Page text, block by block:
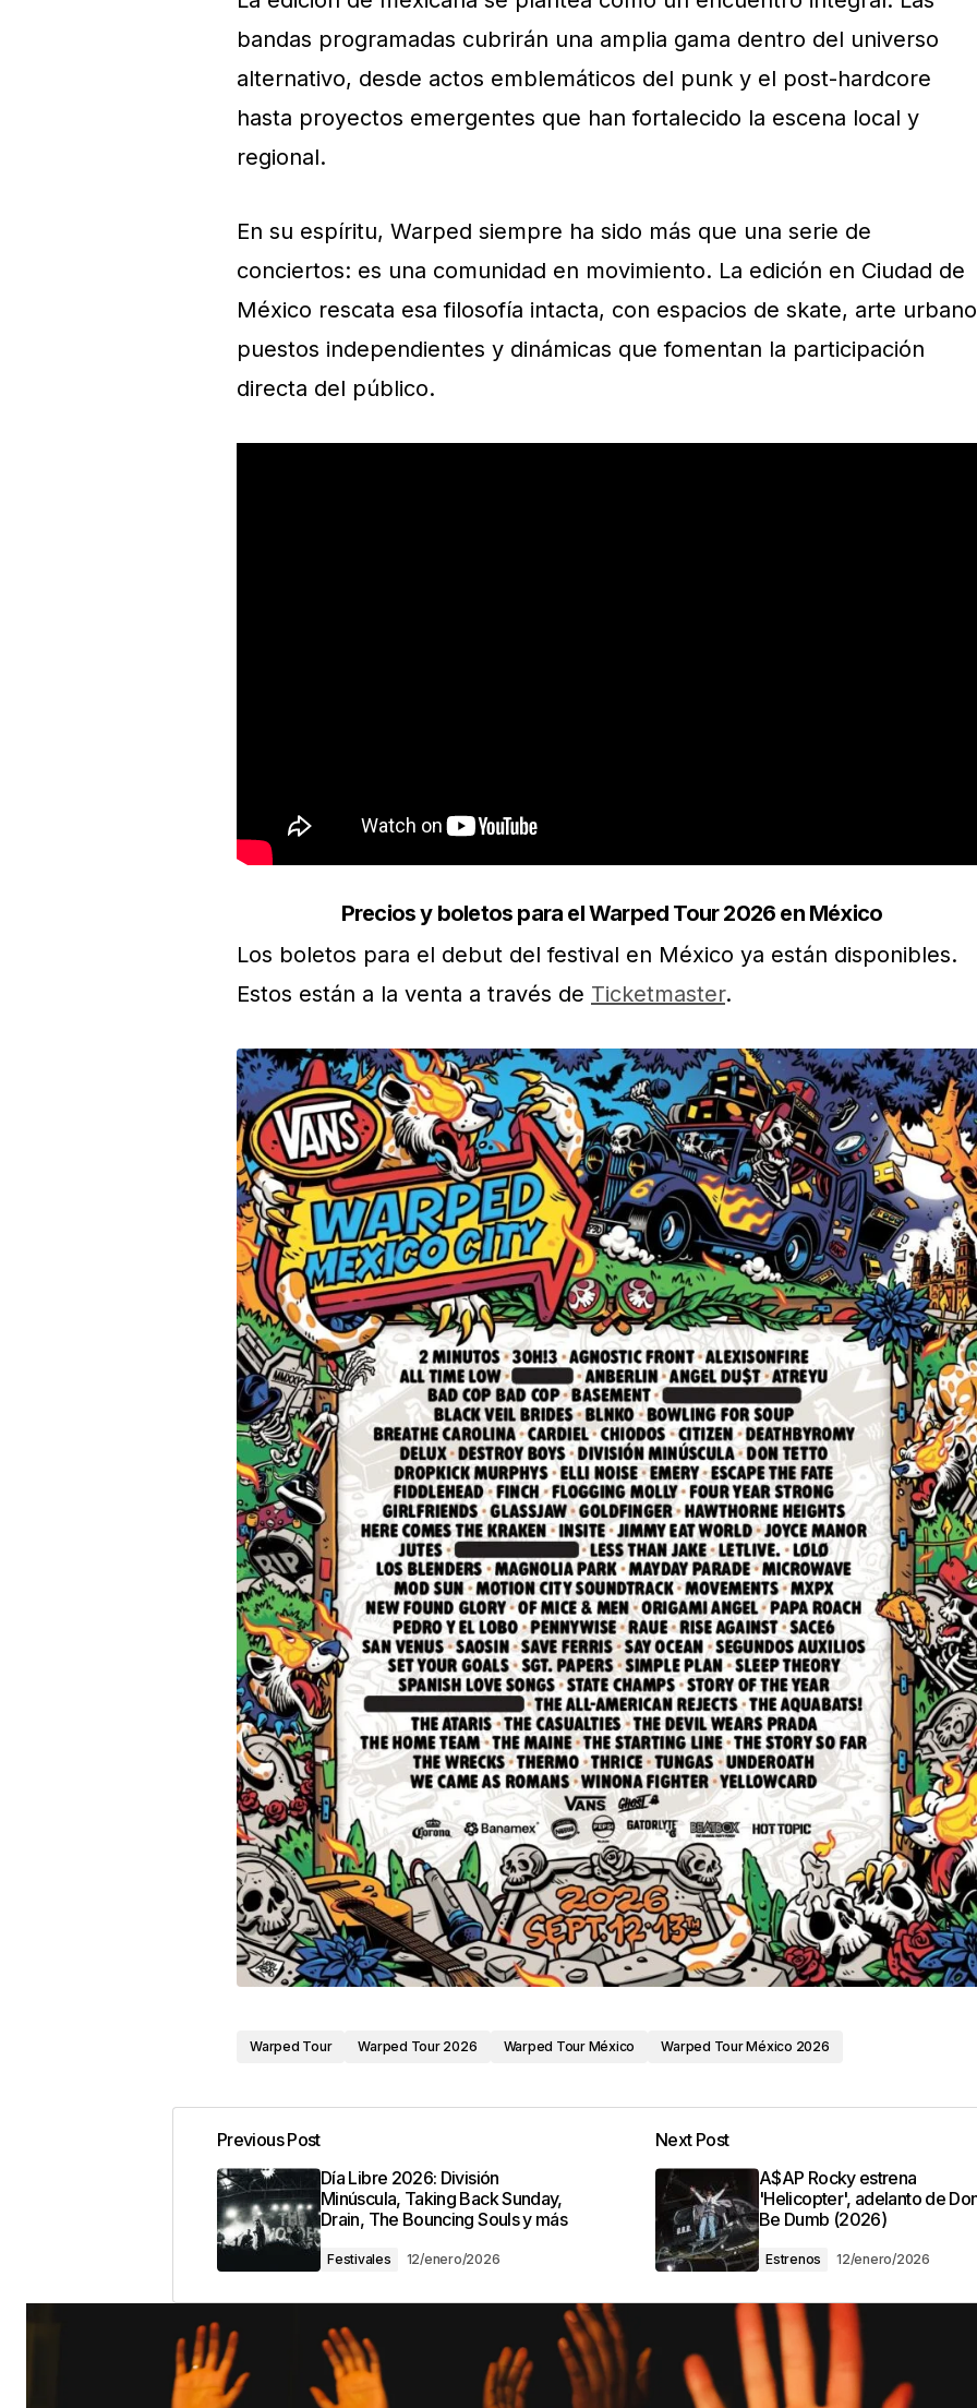
bandas programadas cubrirán una amplia gama dentro del universo
alternativo, desde actos emblemáticos del punk y el post-hardcore
hasta proyectos emergentes que han fortalecido la escena local y
regional.
En su espíritu, Warped siempre ha sido más que una serie de
conciertos: es una comunidad en movimiento. La edición en Ciudad de
México rescata esa filosofía intacta, con espacios de skate, arte
puestos independientes y dinámicas que fomentan la participación
directa del público.
Precios y boletos para el Warped Tour 2026 en México
Los boletos para el debut del festival en México ya están disponibles.
Estos están a la venta a través de Ticketmaster.
Warped Tour Warped Tour 2026 Warped Tour México Warped Tour México 2026
Previous Post
Día Libre 2026: División
Minúscula, Taking Back Sunday,
Drain, The Bouncing Souls y más
Festivales 12/enero/2026
Next Post
A$AP Rocky estrena
'Helicopter', adelanto de
Be Dumb (2026)
Estrenos 12/enero/2026